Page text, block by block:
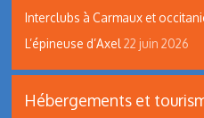
Interclubs à Carmaux et
L’épineuse d’Axel 22 juin 2026
Hébergements et